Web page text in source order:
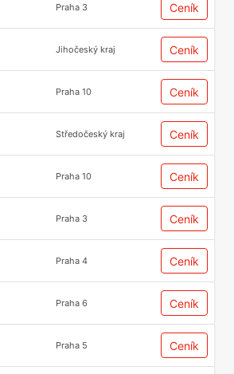
Praha 3 Ceník
Jihočeský kraj Ceník
Praha 10 Ceník
Středočeský kraj Ceník
Praha 10 Ceník
Praha 3 Ceník
Praha 4 Ceník
Praha 6 Ceník
Praha 5 Ceník